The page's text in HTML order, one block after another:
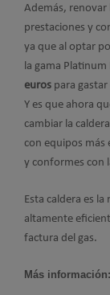
Además, renovar
prestaciones y
ya que al optar
la gama Platinum
euros para
Y es que ahora
cambiar la
con equipos más
y conformes con
Esta caldera es
altamente
factura del gas.
Más información: